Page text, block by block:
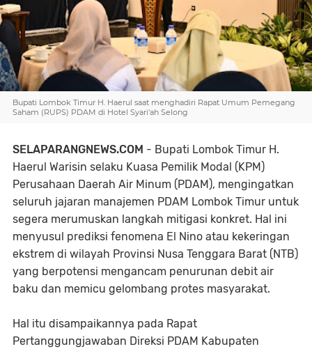
Bupati Lombok Timur H. Haerul saat menghadiri Rapat Umum Pemegang
Saham (RUPS) PDAM di Hotel Syari'ah Selong
SELAPARANGNEWS.COM - Bupati Lombok Timur H.
Haerul Warisin selaku Kuasa Pemilik Modal (KPM)
Perusahaan Daerah Air Minum (PDAM), mengingatkan
seluruh jajaran manajemen PDAM Lombok Timur untuk
segera merumuskan langkah mitigasi konkret. Hal ini
menyusul prediksi fenomena El Nino atau kekeringan
ekstrem di wilayah Provinsi Nusa Tenggara Barat (NTB)
yang berpotensi mengancam penurunan debit air
baku dan memicu gelombang protes masyarakat.
Hal itu disampaikannya pada Rapat
Pertanggungjawaban Direksi PDAM Kabupaten